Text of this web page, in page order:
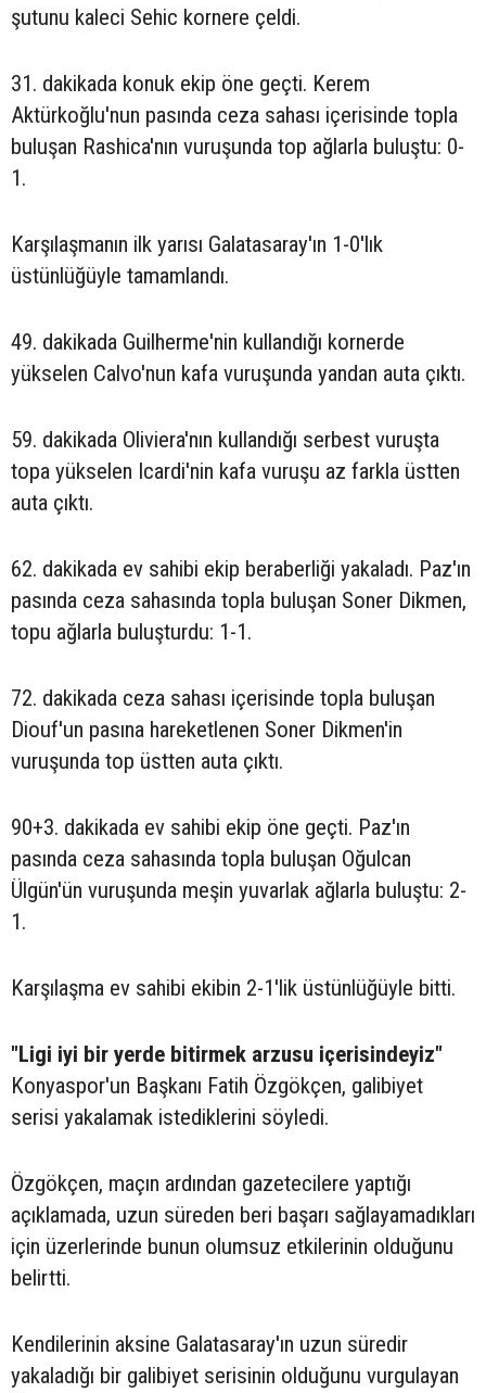
şutunu kaleci Sehic kornere çeldi.
31. dakikada konuk ekip öne geçti. Kerem
Aktürkoğlu'nun pasında ceza sahası içerisinde topla
buluşan Rashica'nın vuruşunda top ağlarla buluştu: 0-
1.
Karşılaşmanın ilk yarısı Galatasaray'ın 1-0'lık
üstünlüğüyle tamamlandı.
49. dakikada Guilherme'nin kullandığı kornerde
yükselen Calvo'nun kafa vuruşunda yandan auta çıktı.
59. dakikada Oliviera'nın kullandığı serbest vuruşta
topa yükselen Icardi'nin kafa vuruşu az farkla üstten
auta çıktı.
62. dakikada ev sahibi ekip beraberliği yakaladı. Paz'ın
pasında ceza sahasında topla buluşan Soner Dikmen,
topu ağlarla buluşturdu: 1-1.
72. dakikada ceza sahası içerisinde topla buluşan
Diouf'un pasına hareketlenen Soner Dikmen'in
vuruşunda top üstten auta çıktı.
90+3. dakikada ev sahibi ekip öne geçti. Paz'ın
pasında ceza sahasında topla buluşan Oğulcan
Ülgün'ün vuruşunda meşin yuvarlak ağlarla buluştu: 2-
1.
Karşılaşma ev sahibi ekibin 2-1'lik üstünlüğüyle bitti.
"Ligi iyi bir yerde bitirmek arzusu içerisindeyiz"
Konyaspor'un Başkanı Fatih Özgökçen, galibiyet
serisi yakalamak istediklerini söyledi.
Özgökçen, maçın ardından gazetecilere yaptığı
açıklamada, uzun süreden beri başarı sağlayamadıkları
için üzerlerinde bunun olumsuz etkilerinin olduğunu
belirtti.
Kendilerinin aksine Galatasaray'ın uzun süredir
yakaladığı bir galibiyet serisinin olduğunu vurgulayan